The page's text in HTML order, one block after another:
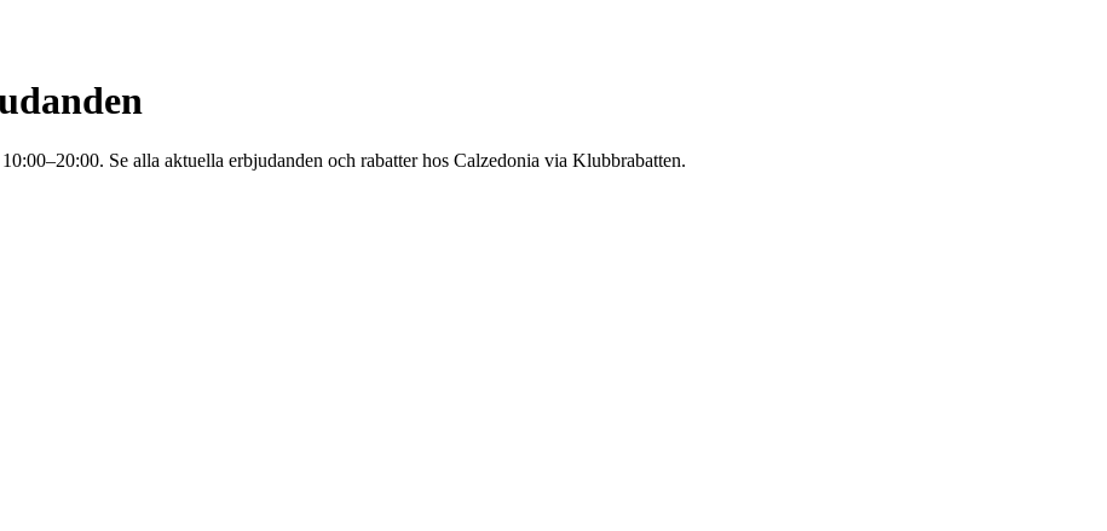
Se alla aktuella erbjudanden och rabatter hos Calzedonia via Klubbrabatten.